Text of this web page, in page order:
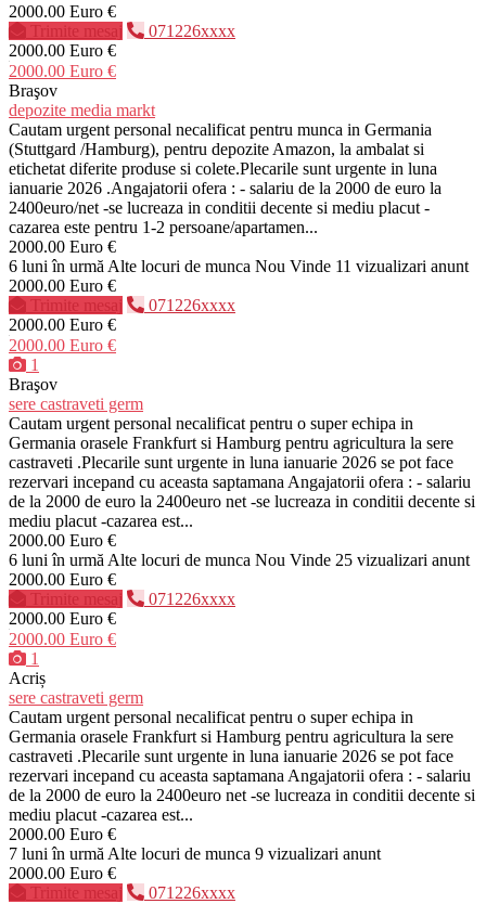
2000.00 Euro €
Trimite mesaj
071226xxxx
2000.00 Euro €
2000.00 Euro €
Braşov
depozite media markt
Cautam urgent personal necalificat pentru munca in Germania
(Stuttgard /Hamburg), pentru depozite Amazon, la ambalat si
etichetat diferite produse si colete.Plecarile sunt urgente in luna
ianuarie 2026 .Angajatorii ofera : - salariu de la 2000 de euro la
2400euro/net -se lucreaza in conditii decente si mediu placut -
cazarea este pentru 1-2 persoane/apartamen...
2000.00 Euro €
6 luni în urmă Alte locuri de munca Nou Vinde 11 vizualizari anunt
2000.00 Euro €
Trimite mesaj
071226xxxx
2000.00 Euro €
2000.00 Euro €
1
Braşov
sere castraveti germ
Cautam urgent personal necalificat pentru o super echipa in
Germania orasele Frankfurt si Hamburg pentru agricultura la sere
castraveti .Plecarile sunt urgente in luna ianuarie 2026 se pot face
rezervari incepand cu aceasta saptamana Angajatorii ofera : - salariu
de la 2000 de euro la 2400euro net -se lucreaza in conditii decente si
mediu placut -cazarea est...
2000.00 Euro €
6 luni în urmă Alte locuri de munca Nou Vinde 25 vizualizari anunt
2000.00 Euro €
Trimite mesaj
071226xxxx
2000.00 Euro €
2000.00 Euro €
1
Acriș
sere castraveti germ
Cautam urgent personal necalificat pentru o super echipa in
Germania orasele Frankfurt si Hamburg pentru agricultura la sere
castraveti .Plecarile sunt urgente in luna ianuarie 2026 se pot face
rezervari incepand cu aceasta saptamana Angajatorii ofera : - salariu
de la 2000 de euro la 2400euro net -se lucreaza in conditii decente si
mediu placut -cazarea est...
2000.00 Euro €
7 luni în urmă Alte locuri de munca 9 vizualizari anunt
2000.00 Euro €
Trimite mesaj
071226xxxx